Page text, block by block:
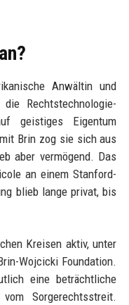
Anwältin und
Rechtstechnologie-
geistiges Eigentum
Brin zog sie sich aus
aber vermögend. Das
an einem Stanford-
blieb lange privat, bis
Kreisen aktiv, unter
Wojcicki Foundation.
eine beträchtliche
Sorgerechtsstreit.